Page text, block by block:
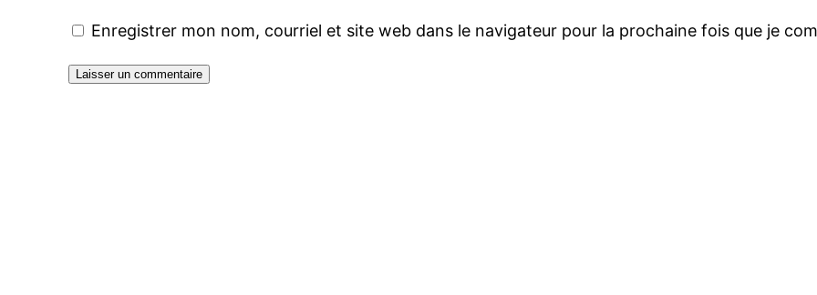
Enregistrer mon nom, courriel et site web dans le navigateur pour la prochaine fois que je